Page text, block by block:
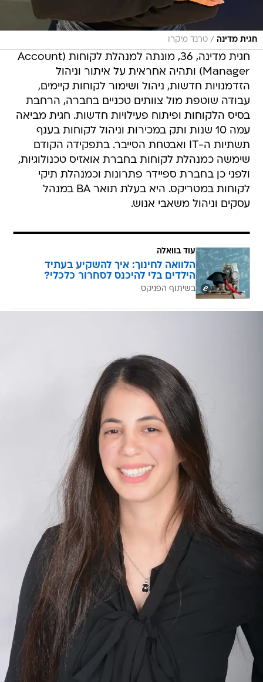
חגית מדינה / טרנד מיקרו
חגית מדינה, 36, מונתה למנהלת לקוחות (Account
Manager) ותהיה אחראית על איתור וניהול
הזדמנויות חדשות, ניהול ושימור לקוחות קיימים,
עבודה שוטפת מול צוותים טכניים בחברה, הרחבת
בסיס הלקוחות ופיתוח פעילויות חדשות. חגית מביאה
עמה 10 שנות ותק במכירות וניהול לקוחות בענף
תשתיות ה-IT ואבטחת הסייבר. בתפקידה הקודם
שימשה כמנהלת לקוחות בחברת אואזיס טכנולוגיות,
ולפני כן בחברת ספיידר פתרונות וכמנהלת תיקי
לקוחות במטריקס. היא בעלת תואר BA במנהל
עסקים וניהול משאבי אנוש.
עוד בוואלה
הלוואה לחינוך: איך להשקיע בעתיד
הילדים בלי להיכנס לסחרור כלכלי?
בשיתוף הפניקס